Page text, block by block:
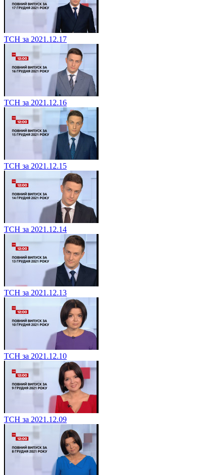
ТСН за 2021.12.17
ТСН за 2021.12.16
ТСН за 2021.12.15
ТСН за 2021.12.14
ТСН за 2021.12.13
ТСН за 2021.12.10
ТСН за 2021.12.09